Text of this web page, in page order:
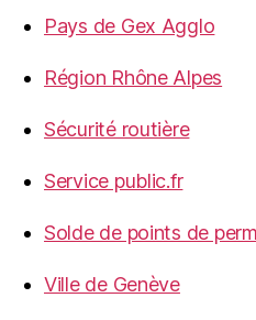
Pays de Gex Agglo
Région Rhône Alpes
Sécurité routière
Service public.fr
Solde de points de
Ville de Genève